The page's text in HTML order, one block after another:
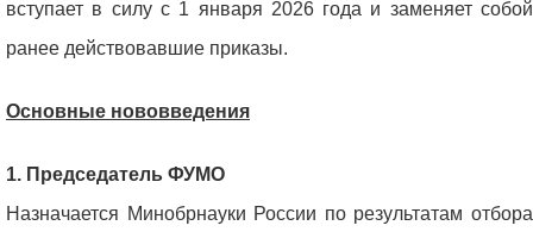
вступает в силу с 1 января 2026 года и заменяет собой
ранее действовавшие приказы.
Основные нововведения
1. Председатель ФУМО
Назначается Минобрнауки России по результатам отбора